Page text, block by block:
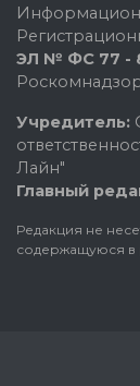
ЭЛ № ФС 77 -
Роскомнадзор
Учредитель:
Лайн"
Главный
Редакция не
содержащуюся в